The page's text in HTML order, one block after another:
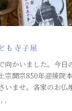
も寺子屋
, ,
向かいました。今日
宗開宗850年迎接院
いませ。各家のお仏
おります。ありがと